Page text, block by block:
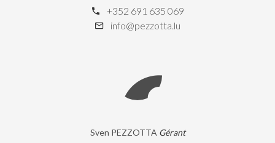
+352 691 635 069
info@pezzotta.lu
Sven PEZZOTTA Gérant